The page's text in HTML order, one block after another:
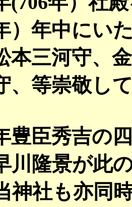
）年中にい
本三河守、
、等崇敬し
豊臣秀吉の
川隆景が此
神社も亦同